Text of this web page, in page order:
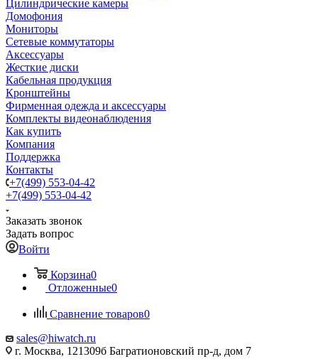
Цилиндрические камеры
Домофония
Мониторы
Сетевые коммутаторы
Аксессуары
Жесткие диски
Кабельная продукция
Кронштейны
Фирменная одежда и аксессуары
Комплекты видеонаблюдения
Как купить
Компания
Поддержка
Контакты
+7(499) 553-04-42
+7(499) 553-04-42
Заказать звонок
Задать вопрос
Войти
Корзина0
Отложенные0
Сравнение товаров0
sales@hiwatch.ru
г. Москва, 121309б Багратионовский пр-д, дом 7